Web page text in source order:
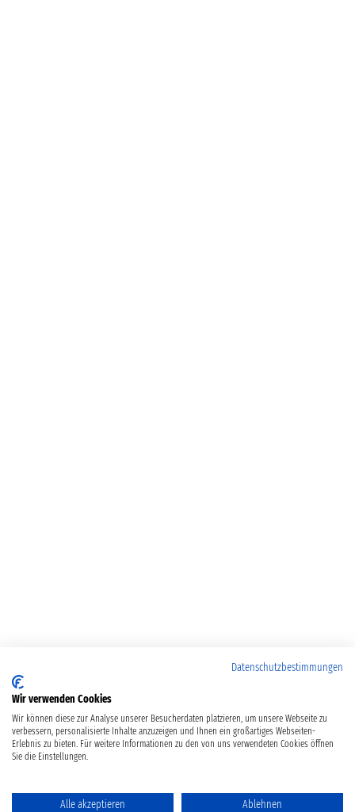
Datenschutzbestimmungen
Wir verwenden Cookies
Wir können diese zur Analyse unserer Besucherdaten platzieren, um unsere Webseite zu
verbessern, personalisierte Inhalte anzuzeigen und Ihnen ein großartiges Webseiten-
Erlebnis zu bieten. Für weitere Informationen zu den von uns verwendeten Cookies öffnen
Sie die Einstellungen.
Alle akzeptieren Ablehnen